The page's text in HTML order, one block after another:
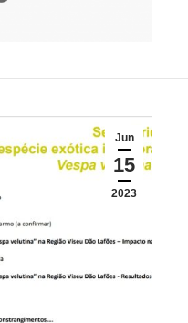
Jun
15
2023